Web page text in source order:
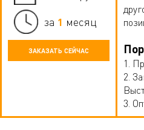
за 1 месяц
ЗАКАЗАТЬ СЕЙЧАС
1.
2.
3.